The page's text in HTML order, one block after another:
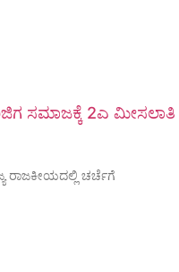
ಸಮಾಜಕ್ಕೆ 2ಎ ಮೀಸಲಾತಿ
ರಾಜಕೀಯದಲ್ಲಿ ಚರ್ಚೆಗೆ